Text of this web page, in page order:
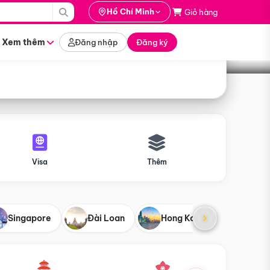
Hồ Chí Minh Giỏ hàng
Xem thêm Đăng nhập Đăng ký
Tìm tour
Visa Thêm
Singapore Đài Loan Hong Kong